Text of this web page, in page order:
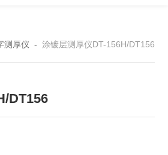
测厚仪 - 涂镀层测厚仪DT-156H/DT156
DT156